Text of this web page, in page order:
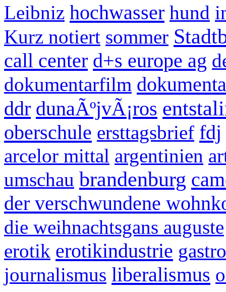
Leibniz hochwasser hund
Kurz notiert sommer
call center d+s europe ag
dokumentarfilm
ddr dunaÃºjvÃ¡ros
oberschule ersttagsbrief fdj
arcelor mittal argentinien
umschau brandenburg
der verschwundene
die weihnachtsgans auguste
erotik erotikindustrie
journalismus liberalismus